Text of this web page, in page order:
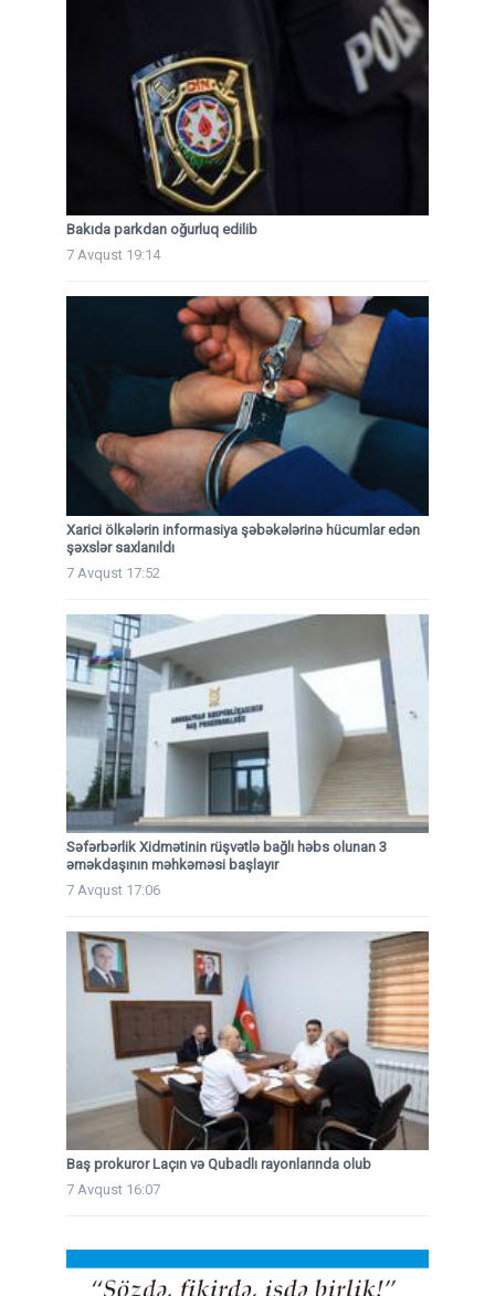
Bakıda parkdan oğurluq edilib
7 Avqust 19:14
Xarici ölkələrin informasiya şəbəkələrinə hücumlar edən
şəxslər saxlanıldı
7 Avqust 17:52
Səfərbərlik Xidmətinin rüşvətlə bağlı həbs olunan 3
əməkdaşının məhkəməsi başlayır
7 Avqust 17:06
Baş prokuror Laçın və Qubadlı rayonlarında olub
7 Avqust 16:07